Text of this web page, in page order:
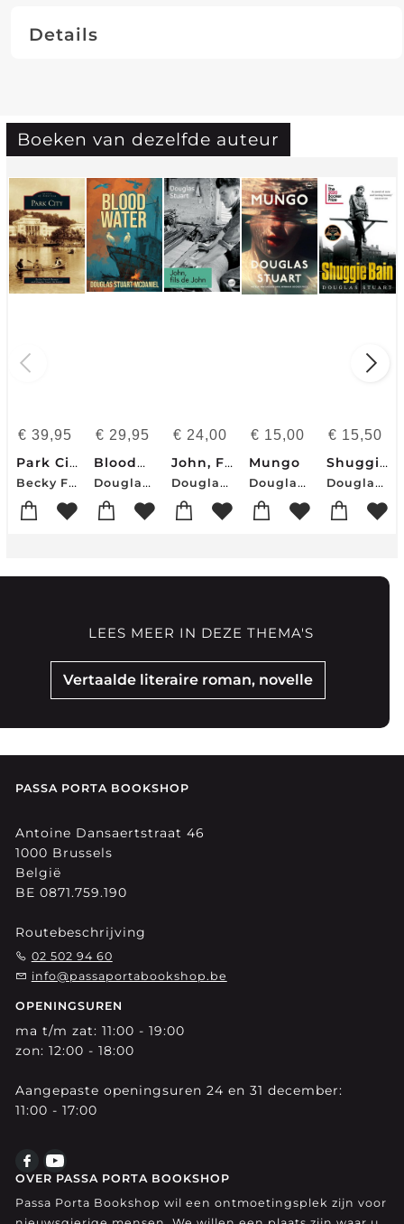
Details
Boeken van dezelfde auteur
€ 39,95
Park City, Tennessee
Becky French Brewer-Douglas Stuart McDaniel
€ 29,95
Bloodwater
Douglas Stuart McDaniel
€ 24,00
John, Fils De John
Douglas Stuart
€ 15,00
Mungo
Douglas Stuart
€ 15,50
Shuggie Bain
Douglas Stuart
Vertaalde literaire roman, novelle
LEES MEER IN DEZE THEMA'S
PASSA PORTA BOOKSHOP
Antoine Dansaertstraat 46
1000 Brussels
België
BE 0871.759.190
Routebeschrijving
02 502 94 60
info@passaportabookshop.be
OPENINGSUREN
ma t/m zat: 11:00 - 19:00
zon: 12:00 - 18:00
Aangepaste openingsuren 24 en 31 december:
11:00 - 17:00
OVER PASSA PORTA BOOKSHOP
Passa Porta Bookshop wil een ontmoetingsplek zijn voor